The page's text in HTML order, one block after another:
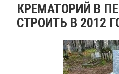
КРЕМАТОРИЙ В
СТРОИТЬ В 2012